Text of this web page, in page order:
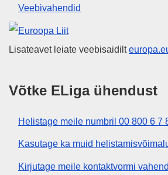
Veebivahendid
Euroopa Liit
Lisateavet leiate veebisaidilt
Võtke ELiga ühendust
Helistage meile numbril 00 800 6 7
Kasutage ka muid
Kirjutage meile kontaktvormi